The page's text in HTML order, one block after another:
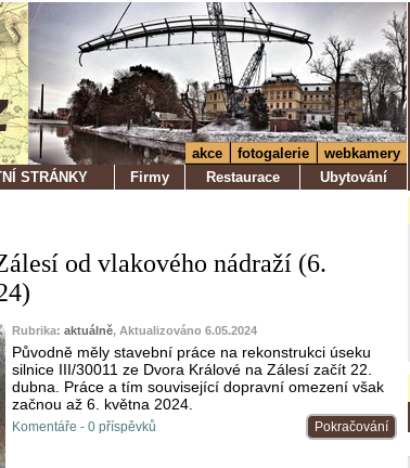
akce fotogalerie
webkamery
STRÁNKY Firmy Restaurace Ubytování
od vlakového nádraží (6.
Rubrika: aktuálně, Aktualizováno 6.05.2024
Původně měly stavební práce na rekonstrukci úseku
silnice III/30011 ze Dvora Králové na Zálesí začít 22.
dubna. Práce a tím související dopravní omezení však
začnou až 6. května 2024.
Pokračování
Komentáře - 0 příspěvků